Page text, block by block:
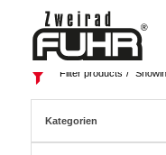
Filter products
Kategorien